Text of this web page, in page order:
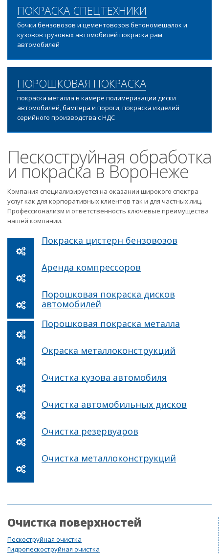
ПОКРАСКА СПЕЦТЕХНИКИ
бочки бензовозов и цементовозов бетономешалок и
кузовов грузовых автомобилей покраска рам
автомобилей
ПОРОШКОВАЯ ПОКРАСКА
покраска металла в камере полимеризации диски
автомобилей, бампера и пороги, покраска изделий
серийного производства с НДС
Пескоструйная обработка
и покраска в Воронеже
Компания специализируется на оказании широкого спектра
услуг как для корпоративных клиентов так и для частных лиц.
Профессионализм и ответственность ключевые преимущества
нашей компании.
Покраска цистерн бензовозов
Аренда компрессоров
Порошковая покраска дисков
автомобилей
Порошковая покраска металла
Окраска металлоконструкций
Очистка кузова автомобиля
Очистка автомобильных дисков
Очистка резервуаров
Очистка металлоконструкций
Очистка поверхностей
Пескоструйная очистка
Гидропескоструйная очистка